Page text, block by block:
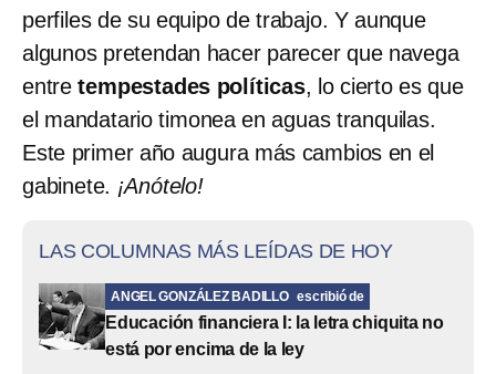
perfiles de su equipo de trabajo. Y aunque
algunos pretendan hacer parecer que navega
entretempestades políticas, lo cierto es que
el mandatario timonea en aguas tranquilas.
Este primer año augura más cambios en el
gabinete. ¡Anótelo!
LAS COLUMNAS MÁS LEÍDAS DE HOY
ANGEL GONZÁLEZ BADILLO escribió de
Educación financiera I: la letra chiquita no
está por encima de la ley